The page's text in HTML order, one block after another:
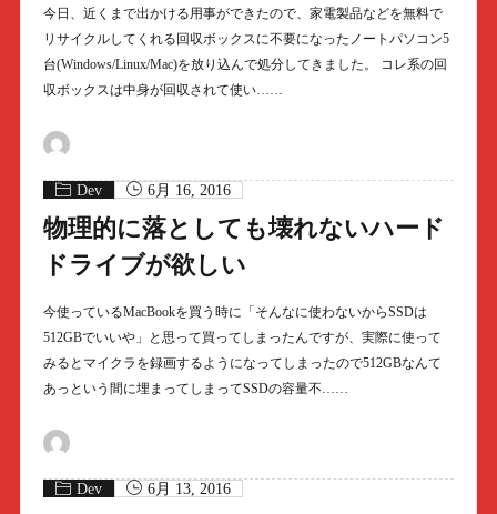
今日、近くまで出かける用事ができたので、家電製品などを無料で
リサイクルしてくれる回収ボックスに不要になったノートパソコン5
台(Windows/Linux/Mac)を放り込んで処分してきました。 コレ系の回
収ボックスは中身が回収されて使い……
Dev 6月 16, 2016
物理的に落としても壊れないハード
ドライブが欲しい
今使っているMacBookを買う時に「そんなに使わないからSSDは
512GBでいいや」と思って買ってしまったんですが、実際に使って
みるとマイクラを録画するようになってしまったので512GBなんて
あっという間に埋まってしまってSSDの容量不……
Dev 6月 13, 2016